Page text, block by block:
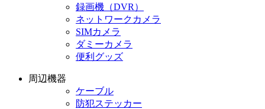
録画機（DVR）
ネットワークカメラ
SIMカメラ
ダミーカメラ
便利グッズ
周辺機器
ケーブル
防犯ステッカー